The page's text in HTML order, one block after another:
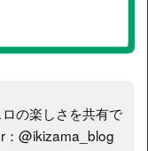
の楽しさを共有で
：@ikizama_blog